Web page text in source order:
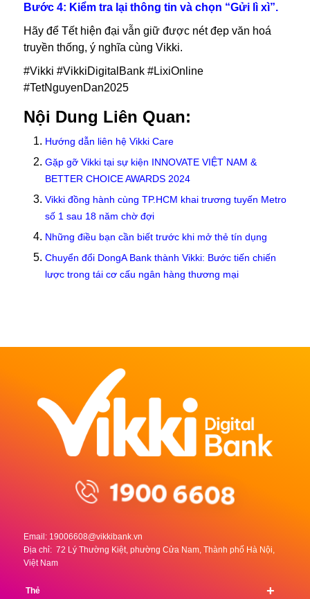
Bước 4: Kiểm tra lại thông tin và chọn “Gửi lì xì”.
Hãy để Tết hiện đại vẫn giữ được nét đẹp văn hoá
truyền thống, ý nghĩa cùng Vikki.
#Vikki #VikkiDigitalBank #LixiOnline
#TetNguyenDan2025
Nội Dung Liên Quan:
Hướng dẫn liên hệ Vikki Care
Gặp gỡ Vikki tại sự kiện INNOVATE VIỆT NAM &
BETTER CHOICE AWARDS 2024
Vikki đồng hành cùng TP.HCM khai trương tuyến Metro
số 1 sau 18 năm chờ đợi
Những điều bạn cần biết trước khi mở thẻ tín dụng
Chuyển đổi DongA Bank thành Vikki: Bước tiến chiến
lược trong tái cơ cấu ngân hàng thương mại
Email: 19006608@vikkibank.vn
Địa chỉ: 72 Lý Thường Kiệt, phường Cửa Nam, Thành phố Hà Nội,
Việt Nam
+
Thẻ